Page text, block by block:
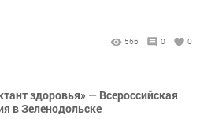
566 0 0
здоровья» — Всероссийская
в Зеленодольске